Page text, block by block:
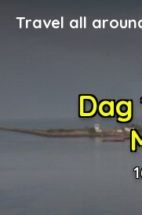
Travel all
Dag